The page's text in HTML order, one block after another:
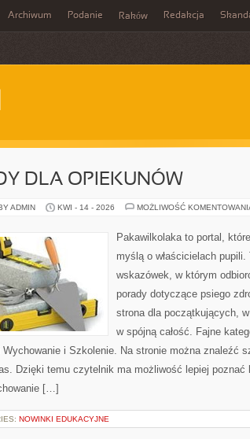
Archiwum Podanie Raków Redakcja
DLA OPIEKUNÓW
ADMIN KWI - 14 - 2026 MOŻLIWOŚĆ
Pakawilkolaka to portal,
myślą o właścicielach
wskazówek, w którym
porady dotyczące psiego
strona dla początkujących,
w spójną całość. Fajne
i Szkolenie. Na stronie można znaleźć
Dzięki temu czytelnik ma możliwość lepiej poznać
[…]
NOWINKI EDUKACYJNE